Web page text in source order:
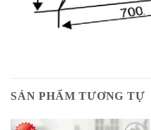
SẢN PHẨM TƯƠNG TỰ